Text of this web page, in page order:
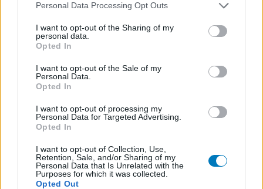
Personal Data Processing Opt Outs
I want to opt-out of the Sharing of my
personal data.
Opted In
I want to opt-out of the Sale of my
Personal Data.
Opted In
I want to opt-out of processing my
Personal Data for Targeted Advertising.
Opted In
I want to opt-out of Collection, Use,
Retention, Sale, and/or Sharing of my
Personal Data that Is Unrelated with the
Purposes for which it was collected.
Opted Out